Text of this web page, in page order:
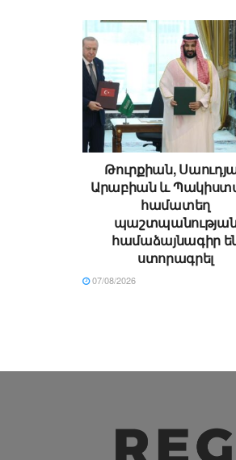
Թուրքիան,
Արաբիան և
համատեղ
համաձայնագիր
ստորագրել
07/08/2026